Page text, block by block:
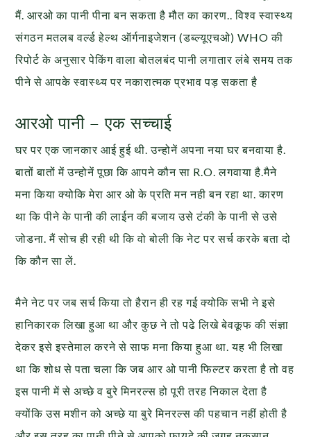
मैं. आरओ का पानी पीना बन सकता है मौत का कारण.. विश्व स्वास्थ्य
संगठन मतलब वर्ल्ड हेल्थ ऑर्गनाइजेशन (डब्ल्यूएचओ) WHO की
रिपोर्ट के अनुसार पेकिंग वाला बोतलबंद पानी लगातार लंबे समय तक
पीने से आपके स्वास्थ्य पर नकारात्मक प्रभाव पड़ सकता है
आरओ पानी – एक सच्चाई
घर पर एक जानकार आई हुई थी. उन्होनें अपना नया घर बनवाया है.
बातों बातों में उन्होनें पूछा कि आपने कौन सा R.O. लगवाया है.मैने
मना किया क्योकि मेरा आर ओ के प्रति मन नही बन रहा था. कारण
था कि पीने के पानी की लाईन की बजाय उसे टंकी के पानी से उसे
जोडना. मैं सोच ही रही थी कि वो बोली कि नेट पर सर्च करके बता दो
कि कौन सा लें.
मैने नेट पर जब सर्च किया तो हैरान ही रह गई क्योकि सभी ने इसे
हानिकारक लिखा हुआ था और कुछ ने तो पढे लिखे बेवकूफ की संज्ञा
देकर इसे इस्तेमाल करने से साफ मना किया हुआ था. यह भी लिखा
था कि शोध से पता चला कि जब आर ओ पानी फिल्टर करता है तो वह
इस पानी में से अच्छे व बुरे मिनरल्स हो पूरी तरह निकाल देता है
क्योंकि उस मशीन को अच्छे या बुरे मिनरल्स की पहचान नहीं होती है